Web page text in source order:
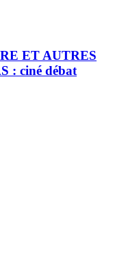
ET AUTRES
: ciné débat